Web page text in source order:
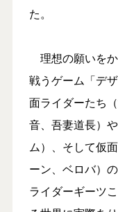
た。
理想の願いを
戦うゲーム「デ
面ライダーたち
音、吾妻道長）
ム）、そして仮
ーン、ベロバ）
ライダーギーツ